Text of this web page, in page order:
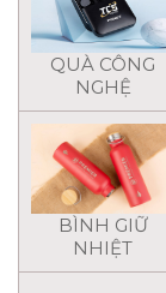
QUÀ CÔNG
NGHỆ
BÌNH GIỮ
NHIỆT